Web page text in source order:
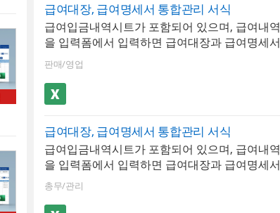
있습니다. 4대보험이 자동계산(소득세,주민세,고
용보험,국민연금,건강보험,장기요양보험)되고,
급여지급항목 및 공제항목은 최대 20개까지 추가
할 수 있습니다.
급여대장, 급여명세서 통합관리 서식
급여입금내역시트가 포함되어 있으며, 급여내역
을 입력폼에서 입력하면 급여대장과 급여명세서
를 출력할 수 있으며 월별로 급여 내역을 누적하
여 1년의 급여현황을 확인 및 관리할 수 있는 자
동화 서식입니다.
판매/영업
급여대장, 급여명세서 통합관리 서식
급여입금내역시트가 포함되어 있으며, 급여내역
을 입력폼에서 입력하면 급여대장과 급여명세서
를 출력할 수 있으며 월별로 급여 내역을 누적하
여 1년의 급여현황을 확인 및 관리할 수 있는 자
총무/관리